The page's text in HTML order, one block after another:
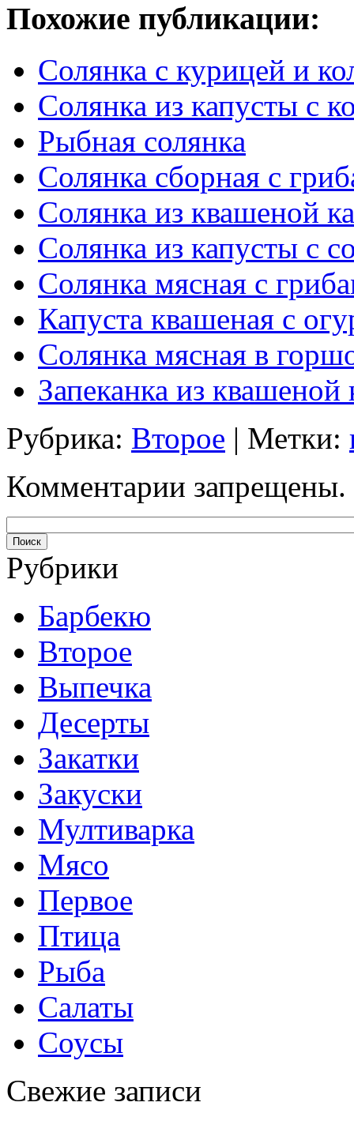
Похожие публикации:
Солянка с курицей и
Солянка из капусты с
Рыбная солянка
Солянка сборная с
Солянка из квашеной
Солянка из капусты с
Солянка мясная с
Капуста квашеная с
Солянка мясная в
Запеканка из
Рубрика: Второе | Метки:
Комментарии запрещены.
Рубрики
Барбекю
Второе
Выпечка
Десерты
Закатки
Закуски
Мултиварка
Мясо
Первое
Птица
Рыба
Салаты
Соусы
Свежие записи